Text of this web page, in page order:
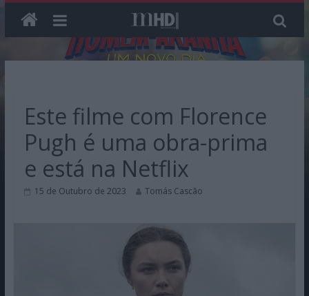
Este filme com Florence
Pugh é uma obra-prima
e está na Netflix
15 de Outubro de 2023 Tomás Cascão